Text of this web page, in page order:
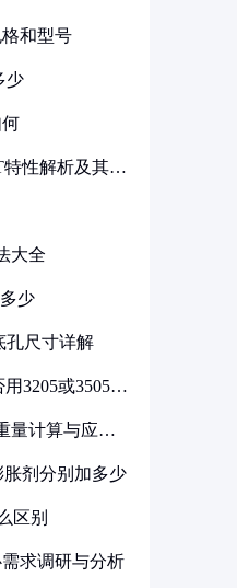
和型号
少
特性解析及其在
大全
少
孔尺寸详解
3205或3505代
量计算与应用
胀剂分别加多少
区别
求调研与分析